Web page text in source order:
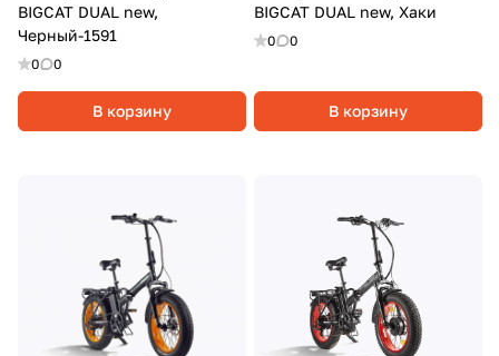
BIGCAT DUAL new,
Черный-1591
0 0
В корзину
BIGCAT DUAL new, Хаки
0 0
В корзину